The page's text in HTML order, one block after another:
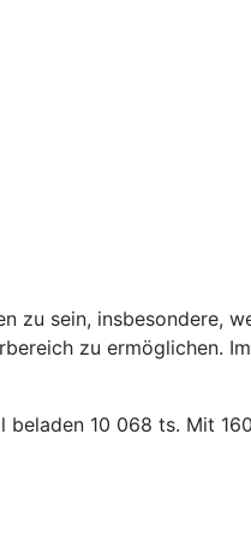
zu sein, insbesondere,
zu ermöglichen.
10 068 ts. Mit